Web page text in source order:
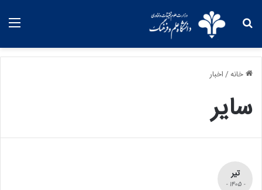
خانه/اخبار
سایر
تیر
- 1405 -